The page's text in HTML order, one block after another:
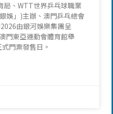
局、WTT世界乒乓球職業
娛」)主辦、澳門乒乓總會
由銀河娛樂集團呈
門東亞運動會體育館舉
門票發售日。